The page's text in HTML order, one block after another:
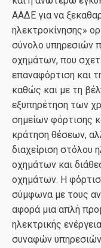
ΑΑΔΕ για να
ηλεκτροκίνησης»
σύνολο υπηρεσιών
οχημάτων, που
επαναφόρτιση και
καθώς και με τη
εξυπηρέτηση των
σημείων φόρτισης
κράτηση θέσεων,
διαχείριση στόλου
οχημάτων και
οχημάτων. H
σύμφωνα με τους
αφορά μια απλή
ηλεκτρικής
συναφών